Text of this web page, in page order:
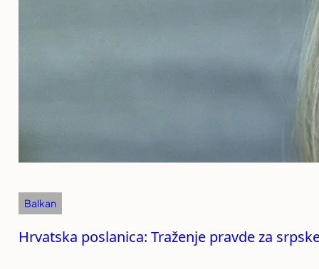
Balkan
Hrvatska poslanica: Traženje pravde za